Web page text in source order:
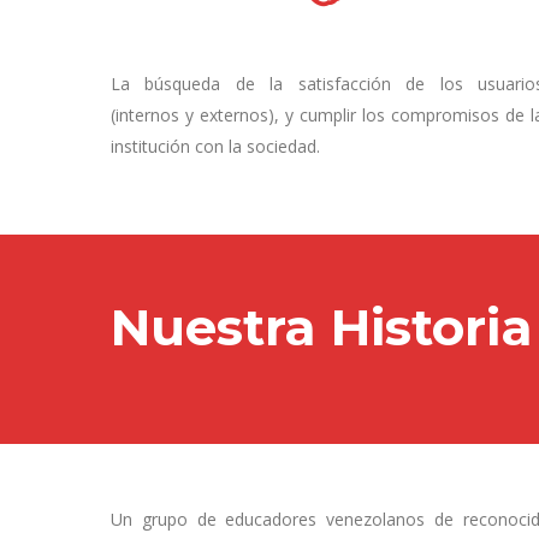
La búsqueda de la satisfacción de los
(internos y externos), y cumplir los compromisos de
institución con la sociedad.
Nuestra Historia
Un grupo de educadores venezolanos de